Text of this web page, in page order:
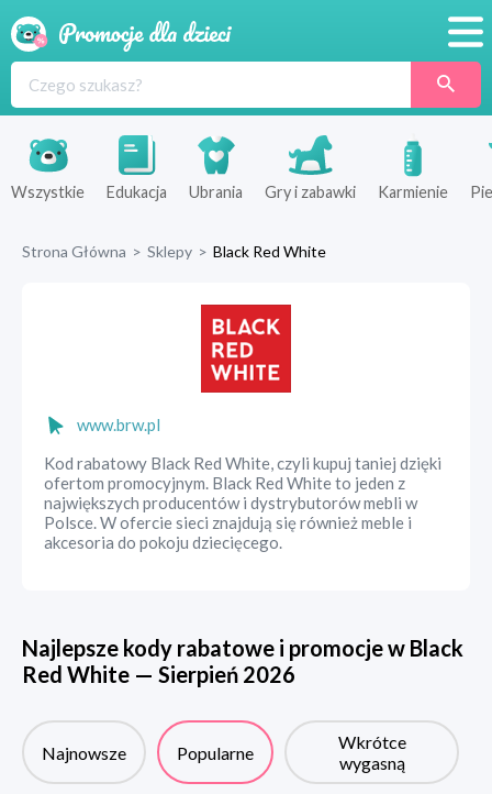
Produkty
Sklepy
Wszystkie Edukacja Ubrania Gry i zabawki Karmienie
Strona Główna > Sklepy > Black Red White
www.brw.pl
Kod rabatowy Black Red White, czyli kupuj taniej dzięki
ofertom promocyjnym. Black Red White to jeden z
największych producentów i dystrybutorów mebli w
Polsce. W ofercie sieci znajdują się również meble i
akcesoria do pokoju dziecięcego.
Najlepsze kody rabatowe i promocje w Black
Red White — Sierpień 2026
Najnowsze Popularne
Wkrótce
wygasną